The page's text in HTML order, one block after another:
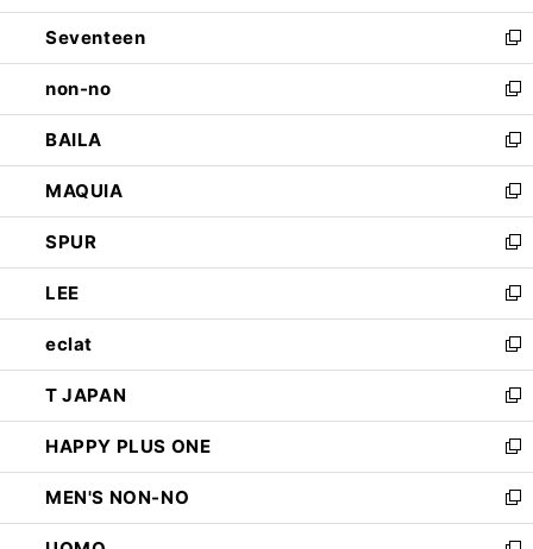
開
く
ウ
で
開
く
ン
ド
ウ
で
開
く
Seventeen
新
し
い
ウ
ィ
ン
ド
ウ
で
開
く
non-no
新
し
い
ウ
ィ
ン
ド
ウ
で
開
く
BAILA
新
し
い
ウ
ィ
ン
ド
ウ
で
開
く
MAQUIA
新
し
い
ウ
ィ
ン
ド
ウ
で
開
く
SPUR
新
し
い
ウ
ィ
ン
ド
ウ
で
開
く
LEE
新
し
い
ウ
ィ
ン
ド
ウ
で
開
eclat
新
し
い
ウ
ィ
ン
ド
ウ
T JAPAN
新
し
い
ウ
ィ
ン
HAPPY PLUS ONE
新
し
い
ウ
MEN'S NON-NO
新
し